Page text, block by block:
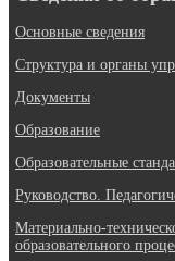
Основные сведения
Структура и органы
Документы
Образование
Образовательные
Руководство.
Материально-
образовательного